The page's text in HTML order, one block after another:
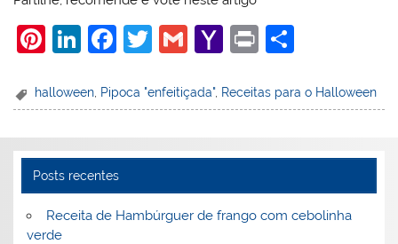
Pi
er
st
Li
k
dI
n
F
c
b
o
o
T
itt
G
ai
Y
h
o
ai
Pr
t
ar
halloween, Pipoca "enfeitiçada", Receitas para o Halloween
Posts recentes
Receita de Hambúrguer de frango com cebolinha
verde